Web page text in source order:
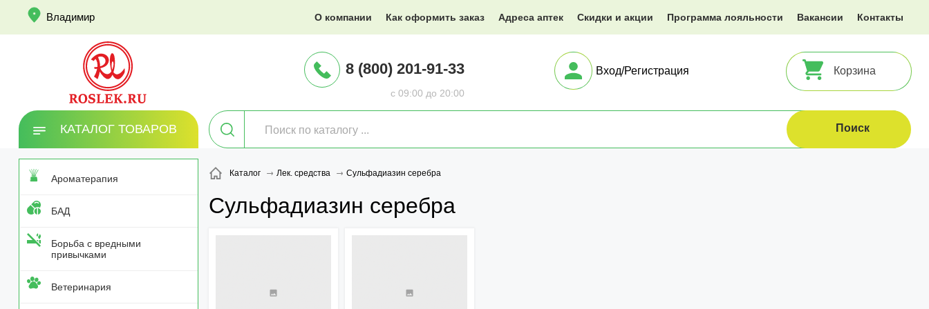
info@XXX.ru
О компании Как оформить заказ Адреса аптек Скидки и акции Программа лояльности Вакансии Контакты
с 09:00 до 20:00
8 (800) 201-91-33 Корзина
Вход/Регистрация
Владимир
КАТАЛОГ ТОВАРОВ
Ароматерапия
БАД
Борьба с вредными
привычками
Ветеринария
Каталог Лек. средства Сульфадиазин серебра
Сульфадиазин серебра